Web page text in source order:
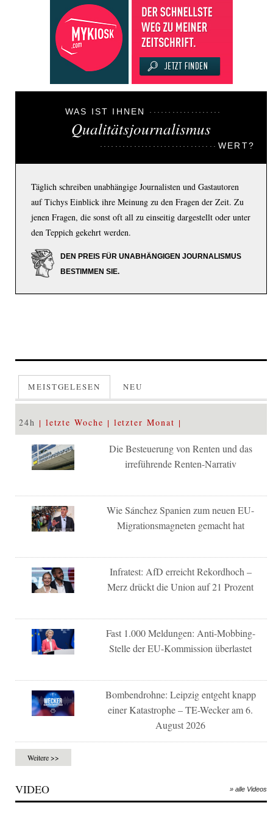
WAS IST IHNEN
Qualitätsjournalismus
WERT?
Täglich schreiben unabhängige Journalisten und Gastautoren
auf Tichys Einblick ihre Meinung zu den Fragen der Zeit. Zu
jenen Fragen, die sonst oft all zu einseitig dargestellt oder unter
den Teppich gekehrt werden.
DEN PREIS FÜR UNABHÄNGIGEN JOURNALISMUS
BESTIMMEN SIE.
MEISTGELESEN NEU
24h letzte Woche letzter Monat
Die Besteuerung von Renten und das
irreführende Renten-Narrativ
Wie Sánchez Spanien zum neuen EU-
Migrationsmagneten gemacht hat
Infratest: AfD erreicht Rekordhoch –
Merz drückt die Union auf 21 Prozent
Fast 1.000 Meldungen: Anti-Mobbing-
Stelle der EU-Kommission überlastet
Bombendrohne: Leipzig entgeht knapp
einer Katastrophe – TE-Wecker am 6.
August 2026
Weitere >>
VIDEO » alle Videos